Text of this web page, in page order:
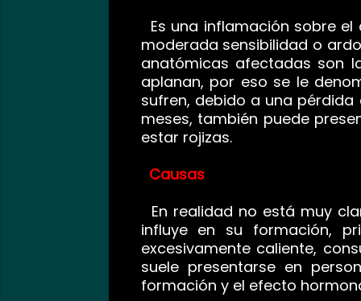
Es una inflamación sobre
moderada sensibilidad o
anatómicas afectadas son
aplanan, por eso se le
sufren, debido a una
meses, también puede
estar rojizas.
Causas
En realidad no está muy
influye en su formación,
excesivamente caliente,
suele presentarse en
formación y el efecto